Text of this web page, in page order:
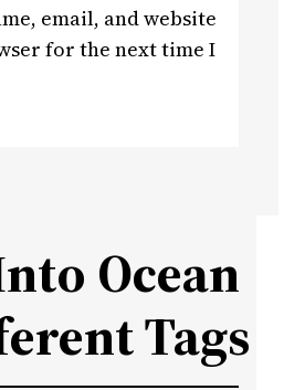
email, and website
for the next time I
Ocean
Tags